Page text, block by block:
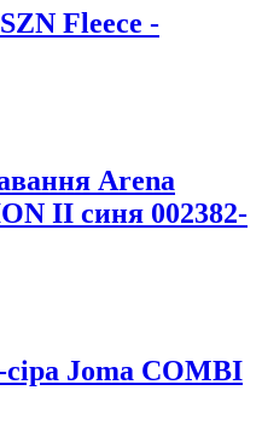
Fleece -
Arena
II синя 002382-
Joma COMBI